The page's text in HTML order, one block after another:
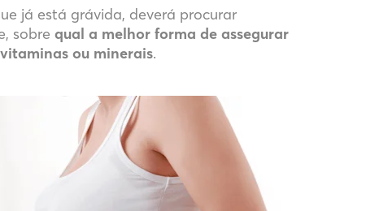
já está grávida, deverá procurar
sobre qual a melhor forma de assegurar
ou minerais.